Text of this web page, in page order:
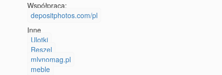
Współpraca:
depositphotos.com/pl
Inne
Ulotki
Reszel
mlynomag.pl
meble